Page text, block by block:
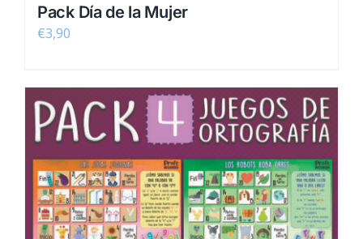
Pack Día de la Mujer
€3,90